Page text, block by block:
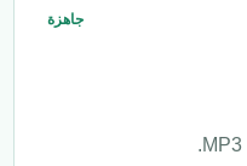
جاهزة